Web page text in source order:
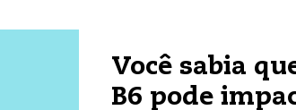
Você sabia
B6 pode